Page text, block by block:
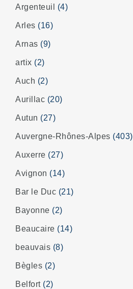
Argenteuil (4)
Arles (16)
Arnas (9)
artix (2)
Auch (2)
Aurillac (20)
Autun (27)
Auvergne-Rhônes-Alpes (403)
Auxerre (27)
Avignon (14)
Bar le Duc (21)
Bayonne (2)
Beaucaire (14)
beauvais (8)
Bègles (2)
Belfort (2)